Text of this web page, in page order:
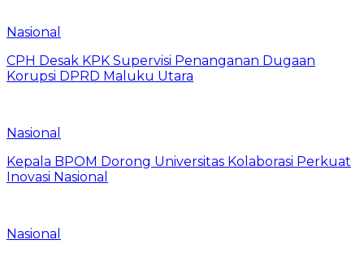
Nasional
CPH Desak KPK Supervisi Penanganan Dugaan
Korupsi DPRD Maluku Utara
Nasional
Kepala BPOM Dorong Universitas Kolaborasi Perkuat
Inovasi Nasional
Nasional